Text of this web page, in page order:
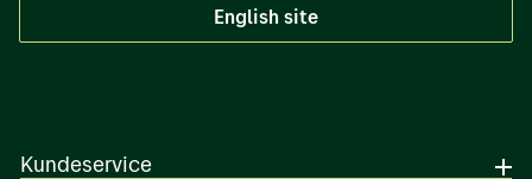
Avbestilling og endring
forhåndsmelding.
English site
Kundeservice